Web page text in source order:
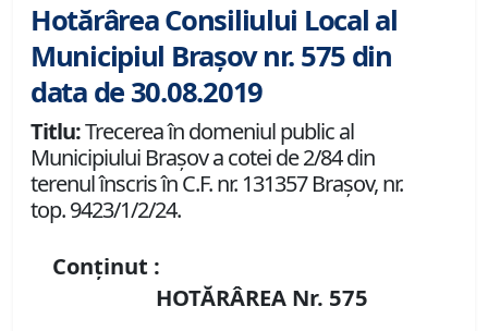
Hotărârea Consiliului Local al
Municipiul Brașov nr. 575 din
data de 30.08.2019
Titlu:Trecerea în domeniul public al
Municipiului Braşov a cotei de 2/84 din
terenul înscris în C.F. nr. 131357 Brașov, nr.
top. 9423/1/2/24.
Conținut :
HOTĂRÂREA Nr. 575